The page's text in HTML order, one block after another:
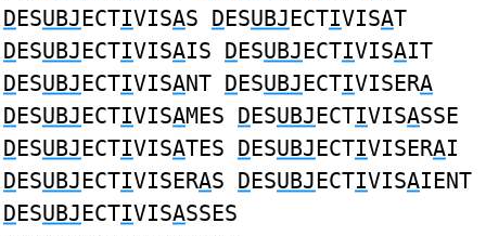
DESUBJECTIVISAS DESUBJECTIVISAT
DESUBJECTIVISAIS DESUBJECTIVISAIT
DESUBJECTIVISANT DESUBJECTIVISERA
DESUBJECTIVISAMES DESUBJECTIVISASSE
DESUBJECTIVISATES DESUBJECTIVISERAI
DESUBJECTIVISERAS DESUBJECTIVISAIENT
DESUBJECTIVISASSES